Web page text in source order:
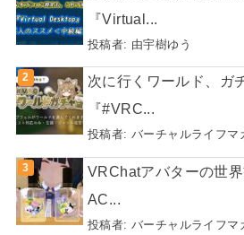
『Virtual...
投稿者: 由宇樹ゆう
次に行くワールド、ガ
『#VRC...
投稿者: バーチャルライフマ
VRChatアバターの世界
AC...
投稿者: バーチャルライフマ